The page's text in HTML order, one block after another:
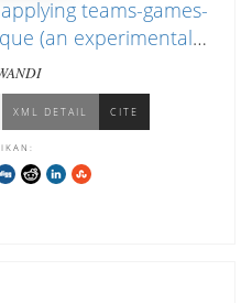
teams-games-
(an experimental
students of MAN
XML DETAIL CITE